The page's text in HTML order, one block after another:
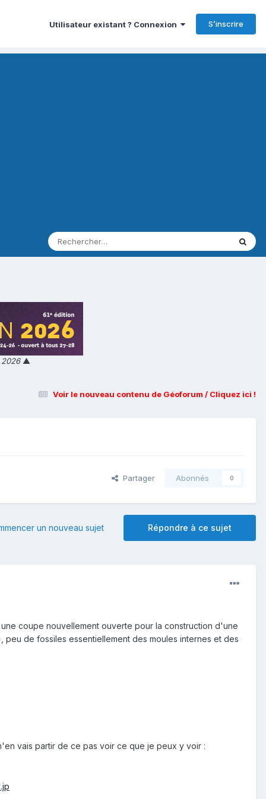
Utilisateur existant ? Connexion S’inscrire
▲
Voir le nouveau contenu de Géoforum / Cliquez ici !
Partager Abonnés 0
Répondre à ce sujet
un nouveau sujet
coupe nouvellement ouverte pour la construction d'une
de fossiles essentiellement des moules internes et des
vais partir de ce pas voir ce que je peux y voir :